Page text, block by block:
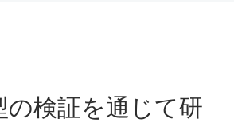
の検証を通じて研